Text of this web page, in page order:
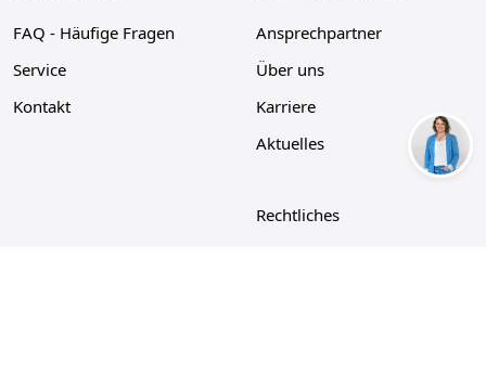
FAQ - Häufige Fragen
Service
Kontakt
Ansprechpartner
Über uns
Karriere
Aktuelles
Rechtliches